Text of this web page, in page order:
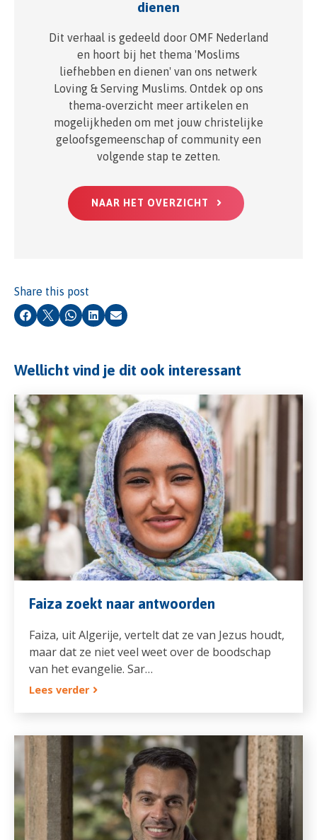
dienen
Dit verhaal is gedeeld door OMF Nederland
en hoort bij het thema 'Moslims
liefhebben en dienen' van ons netwerk
Loving & Serving Muslims. Ontdek op ons
thema-overzicht meer artikelen en
mogelijkheden om met jouw christelijke
geloofsgemeenschap of community een
volgende stap te zetten.
NAAR HET OVERZICHT
Share this post
Facebook
X Whatsapp
LinkedIn
Email
Wellicht vind je dit ook interessant
Faiza zoekt naar antwoorden
Faiza, uit Algerije, vertelt dat ze van Jezus houdt,
maar dat ze niet veel weet over de boodschap
van het evangelie. Sar…
Lees verder